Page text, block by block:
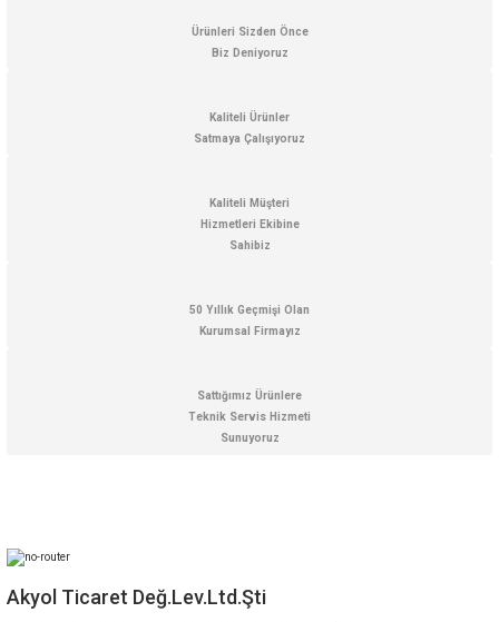
Ürünleri Sizden Önce
Biz Deniyoruz
Kaliteli Ürünler
Satmaya Çalışıyoruz
Kaliteli Müşteri
Hizmetleri Ekibine
Sahibiz
50 Yıllık Geçmişi Olan
Kurumsal Firmayız
Sattığımız Ürünlere
Teknik Servis Hizmeti
Sunuyoruz
Akyol Ticaret Değ.Lev.Ltd.Şti